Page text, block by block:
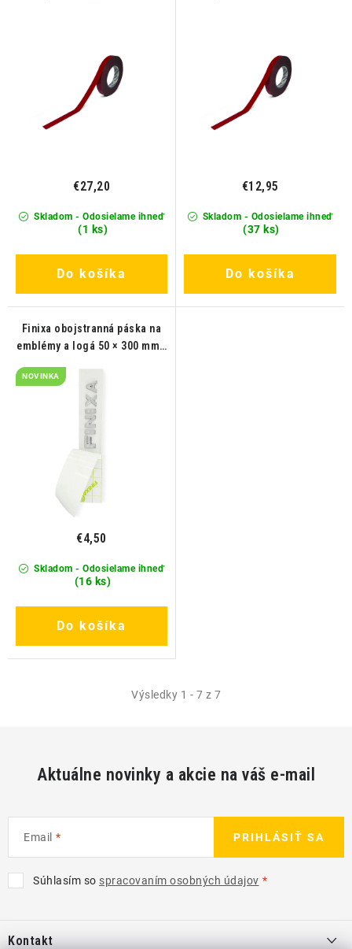
Skladom - Odosielame ihneď
(1 ks)
€27,20
Do košíka
Skladom - Odosielame ihneď
(37 ks)
€12,95
Do košíka
Finixa obojstranná páska na
emblémy a logá 50 × 300 mm -
NOVINKA
Skladom - Odosielame ihneď
(16 ks)
€4,50
Do košíka
Výsledky 1 - 7 z 7
Aktuálne novinky a akcie na váš e-mail
Email
Súhlasím so spracovaním osobných údajov
PRIHLÁSIŤ SA
Kontakt